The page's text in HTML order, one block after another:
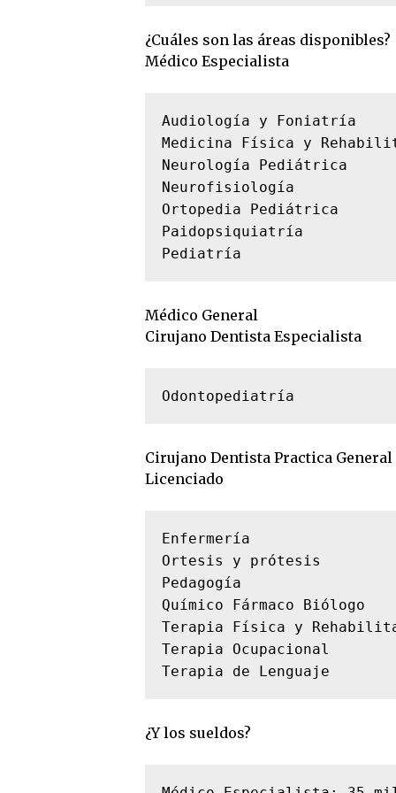
¿Cuáles son las áreas disponibles?
Médico Especialista
Audiología y Foniatría
Medicina Física y
Neurología Pediátrica
Neurofisiología
Ortopedia Pediátrica
Paidopsiquiatría
Pediatría
Médico General
Cirujano Dentista Especialista
Odontopediatría
Cirujano Dentista Practica General
Licenciado
Enfermería
Ortesis y prótesis
Pedagogía
Químico Fármaco Biólogo
Terapia Física y
Terapia Ocupacional
Terapia de Lenguaje
¿Y los sueldos?